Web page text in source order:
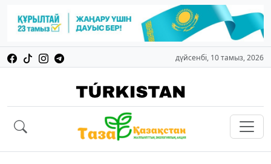
дүйсенбі, 10 тамыз, 2026